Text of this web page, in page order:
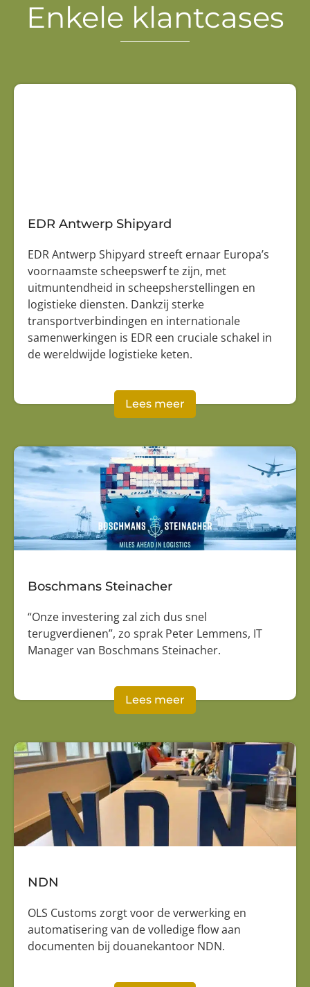
Enkele klantcases
EDR Antwerp Shipyard
EDR Antwerp Shipyard streeft ernaar Europa’s
voornaamste scheepswerf te zijn, met
uitmuntendheid in scheepsherstellingen en
logistieke diensten. Dankzij sterke
transportverbindingen en internationale
samenwerkingen is EDR een cruciale schakel in
de wereldwijde logistieke keten.
Lees meer
Boschmans Steinacher
“Onze investering zal zich dus snel
terugverdienen”, zo sprak Peter Lemmens, IT
Manager van Boschmans Steinacher.
Lees meer
NDN
OLS Customs zorgt voor de verwerking en
automatisering van de volledige flow aan
documenten bij douanekantoor NDN.